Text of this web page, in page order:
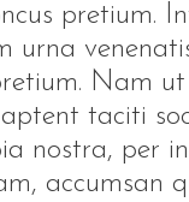
pretium.
urna
Nam
taciti
nostra, per
accumsan